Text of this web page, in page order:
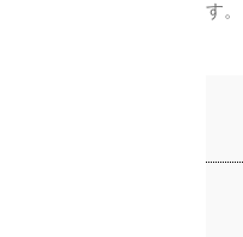
す。